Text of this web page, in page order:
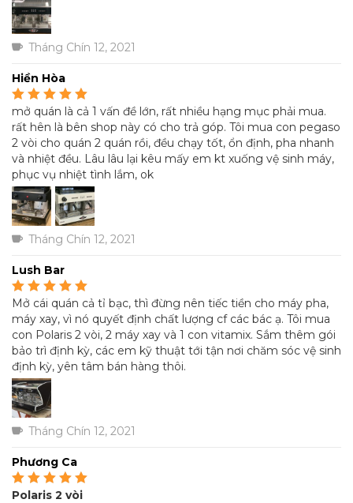
Tháng Chín 12, 2021
Hiền Hòa
Được xếp hạng 5 5
sao
mở quán là cả 1 vấn đề lớn, rất nhiều hạng mục phải mua.
rất hên là bên shop này có cho trả góp. Tôi mua con pegaso
2 vòi cho quán 2 quán rồi, đều chạy tốt, ổn định, pha nhanh
và nhiệt đều. Lâu lâu lại kêu mấy em kt xuống vệ sinh máy,
phục vụ nhiệt tình lắm, ok
Tháng Chín 12, 2021
Lush Bar
Được xếp hạng5 5
sao
Mở cái quán cả tỉ bạc, thì đừng nên tiếc tiền cho máy pha,
máy xay, vì nó quyết định chất lượng cf các bác ạ. Tôi mua
con Polaris 2 vòi, 2 máy xay và 1 con vitamix. Sắm thêm gói
bảo trì định kỳ, các em kỹ thuật tới tận nơi chăm sóc vệ sinh
định kỳ, yên tâm bán hàng thôi.
Tháng Chín 12, 2021
Phương Ca
Được xếp hạng
Polaris 2 vòi